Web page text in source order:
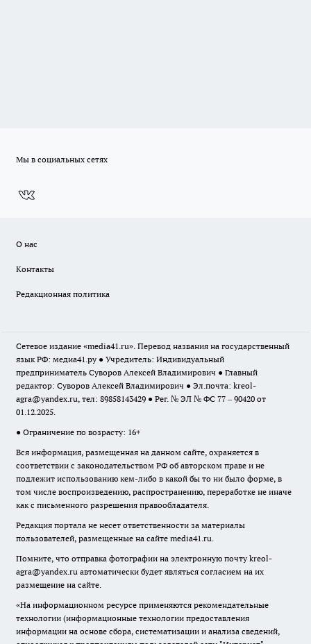
Мы в социальных сетях
О нас
Контакты
Редакционная политика
Сетевое издание «media41.ru». Перевод названия на государственный
язык РФ: медиа41.ру ● Учредитель: Индивидуальный
предприниматель Суворов Алексей Владимирович ● Главный
редактор: Суворов Алексей Владимирович ● Эл.почта: kreol-
agra@yandex.ru, тел: 89858143429 ● Рег. № ЭЛ № ФС 77 – 90420 от
01.12.2025.
● Ограничение по возрасту: 16+
Вся информация, размещенная на данном сайте, охраняется в
соответствии с законодательством РФ об авторском праве и не
подлежит использованию кем-либо в какой бы то ни было форме, в
том числе воспроизведению, распространению, переработке не иначе
как с письменного разрешения правообладателя.
Редакция портала не несет ответственности за материалы
пользователей, размещенные на сайте media41.ru.
Помните, что отправка фотографии на электронную почту kreol-
agra@yandex.ru автоматически будет являться согласием на их
размещение на сайте.
«На информационном ресурсе применяются рекомендательные
технологии (информационные технологии предоставления
информации на основе сбора, систематизации и анализа сведений,